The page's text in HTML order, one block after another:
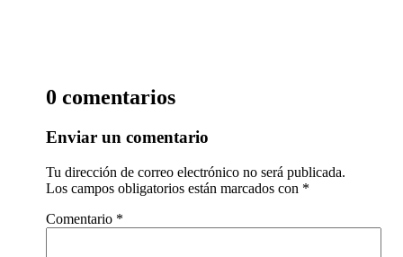
0 comentarios
Enviar un comentario
Tu dirección de correo electrónico no será publicada.
Los campos obligatorios están marcados con *
Comentario *